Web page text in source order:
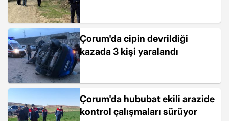
Çorum'da cipin devrildiği
kazada 3 kişi yaralandı
Çorum'da hububat ekili arazide
kontrol çalışmaları sürüyor